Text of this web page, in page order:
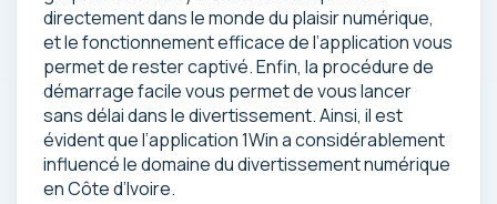
directement dans le monde du plaisir numérique,
et le fonctionnement efficace de l’application vous
permet de rester captivé. Enfin, la procédure de
démarrage facile vous permet de vous lancer
sans délai dans le divertissement. Ainsi, il est
évident que l’application 1Win a considérablement
influencé le domaine du divertissement numérique
en Côte d’Ivoire.